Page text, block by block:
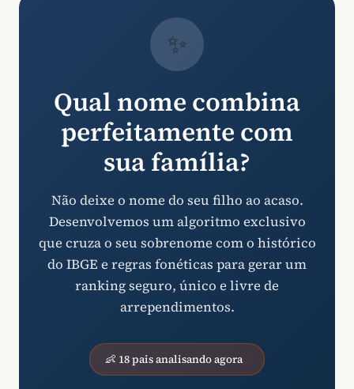
✨
Qual nome combina
perfeitamente com
sua família?
Não deixe o nome do seu filho ao acaso.
Desenvolvemos um algoritmo exclusivo
que cruza o seu sobrenome com o histórico
do IBGE e regras fonéticas para gerar um
ranking seguro, único e livre de
arrependimentos.
👶 18 pais analisando agora